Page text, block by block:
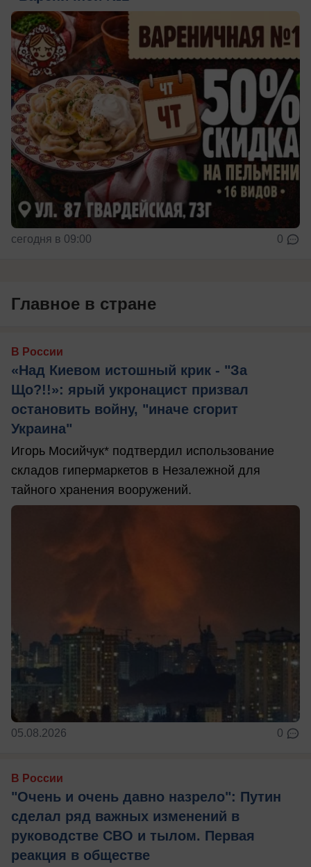
сегодня в 09:00 0
Главное в стране
В России
«Над Киевом истошный крик - "За
Що?!!»: ярый укронацист призвал
остановить войну, "иначе сгорит
Украина"
Игорь Мосийчук* подтвердил использование
складов гипермаркетов в Незалежной для
тайного хранения вооружений.
05.08.2026 0
В России
"Очень и очень давно назрело": Путин
сделал ряд важных изменений в
руководстве СВО и тылом. Первая
реакция в обществе